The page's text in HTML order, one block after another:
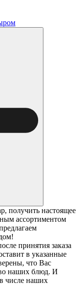
получить настоящее
ассортиментом
принятия заказа
в указанные
что Вас
наших блюд. И
числе наших